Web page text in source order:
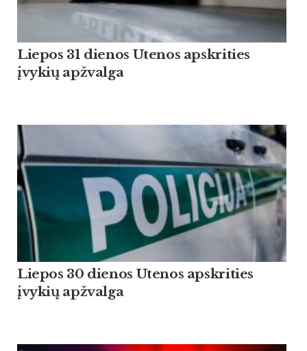
Liepos 31 dienos Utenos apskrities
įvykių apžvalga
Liepos 30 dienos Utenos apskrities
įvykių apžvalga